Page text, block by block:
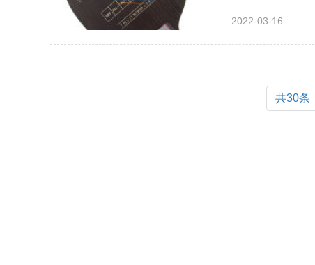
YEO7POWER乒
的厚度为5.9毫米
2022-03-16
共30条